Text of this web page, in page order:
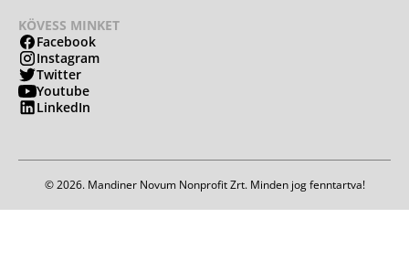
KÖVESS MINKET
Facebook
Instagram
Twitter
Youtube
LinkedIn
© 2026. Mandiner Novum Nonprofit Zrt. Minden jog fenntartva!